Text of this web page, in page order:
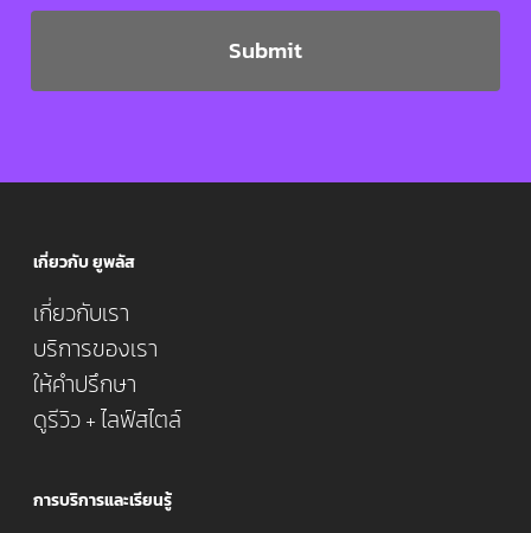
เกี่ยวกับ ยูพลัส
เกี่ยวกับเรา
บริการของเรา
ให้คำปรึกษา
ดูรีวิว + ไลฟ์สไตล์
การบริการและเรียนรู้